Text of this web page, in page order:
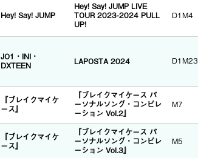
Hey! Say! JUMP
Hey! Say! JUMP LIVE
TOUR 2023-2024 PULL
UP!
D1M4
JO1・INI・
DXTEEN
LAPOSTA 2024 D1M23
『ブレイクマイケ
ース』
『ブレイクマイケース パ
ーソナルソング・コンピレ
ーション Vol.2』
M7
『ブレイクマイケ
ース』
『ブレイクマイケース パ
ーソナルソング・コンピレ
ーション Vol.3』
M5